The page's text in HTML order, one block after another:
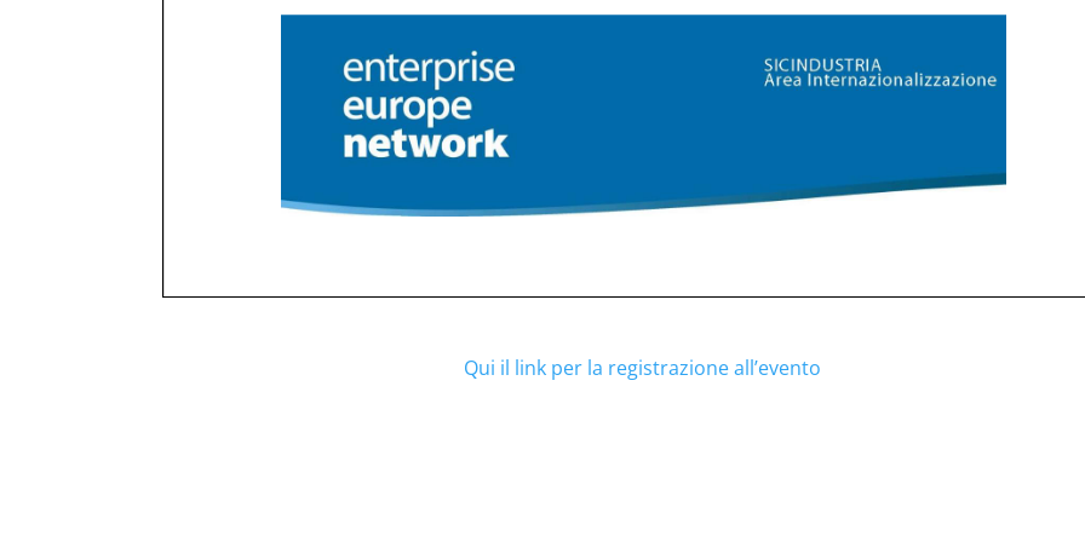
Qui il link per la registrazione all’evento